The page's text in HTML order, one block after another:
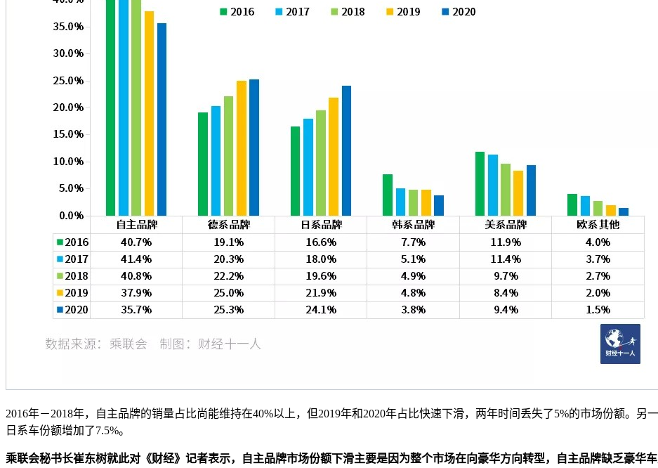
2016年－2018年，自主品牌的销量占比尚能维持在40%以上，但2019年和2020年占比快速下滑，两年时间丢失了5%的市场份额。另
日系车份额增加了7.5%。
乘联会秘书长崔东树就此对《财经》记者表示，自主品牌市场份额下滑主要是因为整个市场在向豪华方向转型，自主品牌缺乏豪华